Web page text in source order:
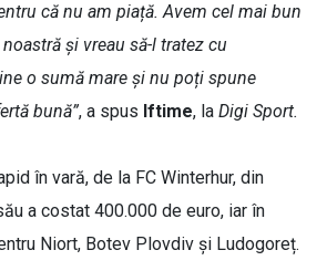
că nu am piață. Avem cel mai bun
și vreau să-l tratez cu
o sumă mare și nu poți spune
bună”, a spus Iftime, la Digi Sport.
în vară, de la FC Winterhur, din
a costat 400.000 de euro, iar în
Niort, Botev Plovdiv și Ludogoreț.